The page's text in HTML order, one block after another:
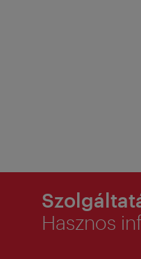
Hasznos